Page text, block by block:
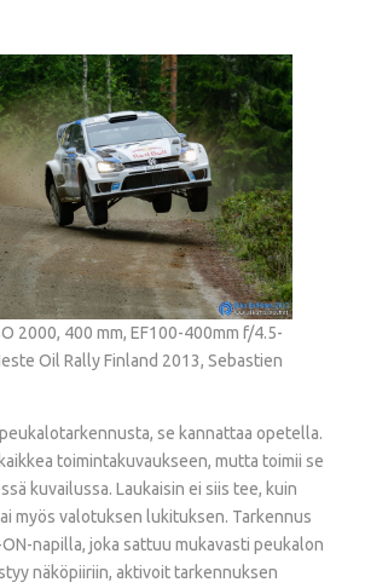
2000, 400 mm, EF100-400mm f/4.5-
Oil Rally Finland 2013, Sebastien
se kannattaa opetella.
toimintakuvaukseen, mutta toimii se
kuvailussa. Laukaisin ei siis tee, kuin
myös valotuksen lukituksen. Tarkennus
napilla, joka sattuu mukavasti peukalon
näköpiiriin, aktivoit tarkennuksen